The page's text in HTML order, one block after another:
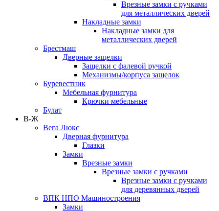
Врезные замки с ручками
для металлических дверей
Накладные замки
Накладные замки для
металлических дверей
Брестмаш
Дверные защелки
Защелки с фалевой ручкой
Механизмы/корпуса защелок
Буревестник
Мебельная фурнитура
Крючки мебельные
Булат
В-Ж
Вега Люкс
Дверная фурнитура
Глазки
Замки
Врезные замки
Врезные замки с ручками
Врезные замки с ручками
для деревянных дверей
ВПК НПО Машиностроения
Замки